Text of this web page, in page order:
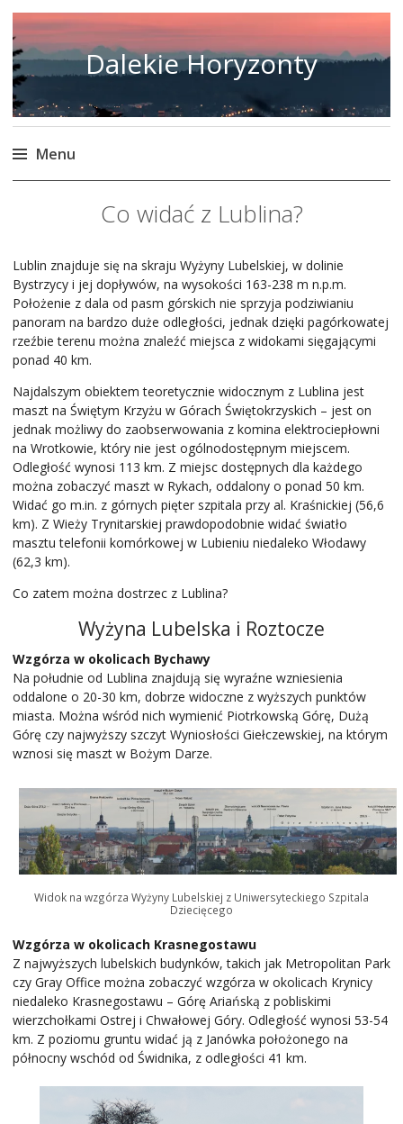
Dalekie Horyzonty
Menu
Co widać z Lublina?
Lublin znajduje się na skraju Wyżyny Lubelskiej, w dolinie
Bystrzycy i jej dopływów, na wysokości 163-238 m n.p.m.
Położenie z dala od pasm górskich nie sprzyja podziwianiu
panoram na bardzo duże odległości, jednak dzięki pagórkowatej
rzeźbie terenu można znaleźć miejsca z widokami sięgającymi
ponad 40 km.
Najdalszym obiektem teoretycznie widocznym z Lublina jest
maszt na Świętym Krzyżu w Górach Świętokrzyskich – jest on
jednak możliwy do zaobserwowania z komina elektrociepłowni
na Wrotkowie, który nie jest ogólnodostępnym miejscem.
Odległość wynosi 113 km. Z miejsc dostępnych dla każdego
można zobaczyć maszt w Rykach, oddalony o ponad 50 km.
Widać go m.in. z górnych pięter szpitala przy al. Kraśnickiej (56,6
km). Z Wieży Trynitarskiej prawdopodobnie widać światło
masztu telefonii komórkowej w Lubieniu niedaleko Włodawy
(62,3 km).
Co zatem można dostrzec z Lublina?
Wyżyna Lubelska i Roztocze
Wzgórza w okolicach Bychawy
Na południe od Lublina znajdują się wyraźne wzniesienia
oddalone o 20-30 km, dobrze widoczne z wyższych punktów
miasta. Można wśród nich wymienić Piotrkowską Górę, Dużą
Górę czy najwyższy szczyt Wyniosłości Giełczewskiej, na którym
wznosi się maszt w Bożym Darze.
Widok na wzgórza Wyżyny Lubelskiej z Uniwersyteckiego Szpitala
Dziecięcego
Wzgórza w okolicach Krasnegostawu
Z najwyższych lubelskich budynków, takich jak Metropolitan Park
czy Gray Office można zobaczyć wzgórza w okolicach Krynicy
niedaleko Krasnegostawu – Górę Ariańską z pobliskimi
wierzchołkami Ostrej i Chwałowej Góry. Odległość wynosi 53-54
km. Z poziomu gruntu widać ją z Janówka położonego na
północny wschód od Świdnika, z odległości 41 km.